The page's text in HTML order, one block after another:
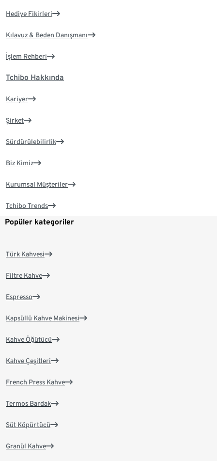
Hediye Fikirleri
Kılavuz & Beden Danışmanı
İşlem Rehberi
Tchibo Hakkında
Kariyer
Şirket
Sürdürülebilirlik
Biz Kimiz
Kurumsal Müşteriler
Tchibo Trends
Popüler kategoriler
Türk Kahvesi
Filtre Kahve
Espresso
Kapsüllü Kahve Makinesi
Kahve Öğütücü
Kahve Çeşitleri
French Press Kahve
Termos Bardak
Süt Köpürtücü
Granül Kahve